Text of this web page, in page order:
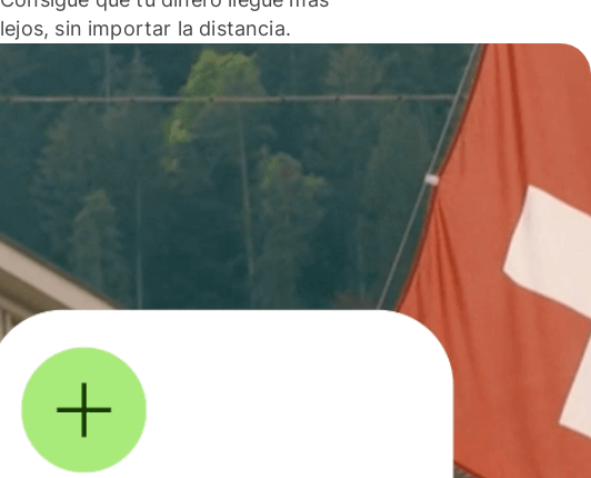
lejos, sin importar la distancia.